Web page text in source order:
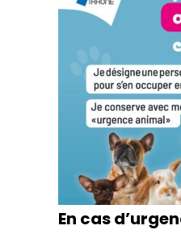
En cas